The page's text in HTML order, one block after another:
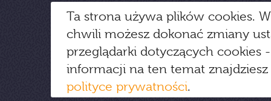
Ta strona używa plików cookies.
chwili możesz dokonać zmiany
przeglądarki dotyczących cookies
informacji na ten temat
polityce prywatności.